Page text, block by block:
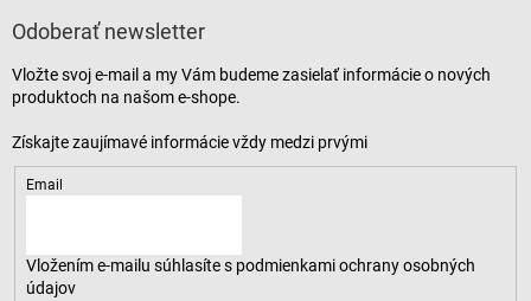
Odoberať newsletter
Vložte svoj e-mail a my Vám budeme zasielať informácie o nových
produktoch na našom e-shope.
Email
Vložením e-mailu súhlasíte s podmienkami ochrany osobných
údajov